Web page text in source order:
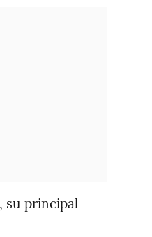
, su principal